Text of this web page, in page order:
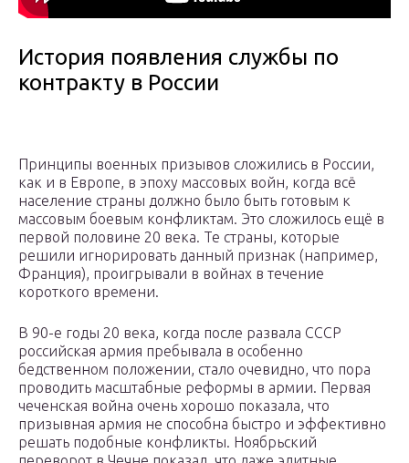
История появления службы по
контракту в России
Принципы военных призывов сложились в России,
как и в Европе, в эпоху массовых войн, когда всё
население страны должно было быть готовым к
массовым боевым конфликтам. Это сложилось ещё в
первой половине 20 века. Те страны, которые
решили игнорировать данный признак (например,
Франция), проигрывали в войнах в течение
короткого времени.
В 90-е годы 20 века, когда после развала СССР
российская армия пребывала в особенно
бедственном положении, стало очевидно, что пора
проводить масштабные реформы в армии. Первая
чеченская война очень хорошо показала, что
призывная армия не способна быстро и эффективно
решать подобные конфликты. Ноябрьский